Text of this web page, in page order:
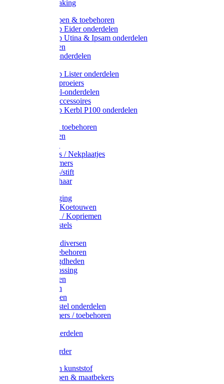
Video bewaking
Weidepompen & toebehoren
Weidepomp Eider onderdelen
Weidepomp Utina & Ipsam onderdelen
Drinkbakken
Drinkbak onderdelen
Weidepomp Lister onderdelen
Nippels / Sproeiers
Drinknippel-onderdelen
Drinkbak accessoires
Weidepomp Kerbl P100 onderdelen
Oormerken toebehoren
Enkelbanden
Halsplaatjes / Nekplaatjes
Kokernummers
Merkspray-/stift
Veemerkschaar
Uierverzorging
Halsters & Koetouwen
Halsriemen / Kopriemen
Koerugborstels
Koe / Stier diversen
Melkers toebehoren
Stalbenodigdheden
Kalververlossing
Stierenringen
Onthoornen
Kalverflessen
Koerugborstel onderdelen
Kalveremmers / toebehoren
Koelift onderdelen
Uieronthaarder
Voerbakken kunststof
Voerscheppen & maatbekers